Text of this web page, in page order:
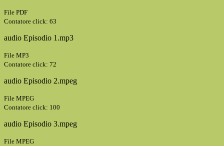
File PDF
Contatore click: 63
audio Episodio 1.mp3
File MP3
Contatore click: 72
audio Episodio 2.mpeg
File MPEG
Contatore click: 100
audio Episodio 3.mpeg
File MPEG